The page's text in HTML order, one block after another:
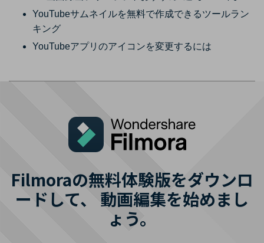
YouTubeサムネイルを無料で作成できるツールラン
キング
YouTubeアプリのアイコンを変更するには
Filmoraの無料体験版をダウンロ
ードして、 動画編集を始めまし
ょう。